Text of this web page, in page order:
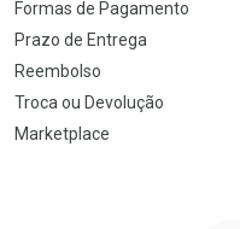
Formas de Pagamento
Prazo de Entrega
Reembolso
Troca ou Devolução
Marketplace